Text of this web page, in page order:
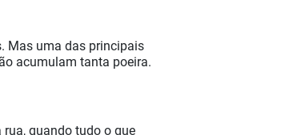
Mas uma das principais
acumulam tanta poeira.
quando tudo o que